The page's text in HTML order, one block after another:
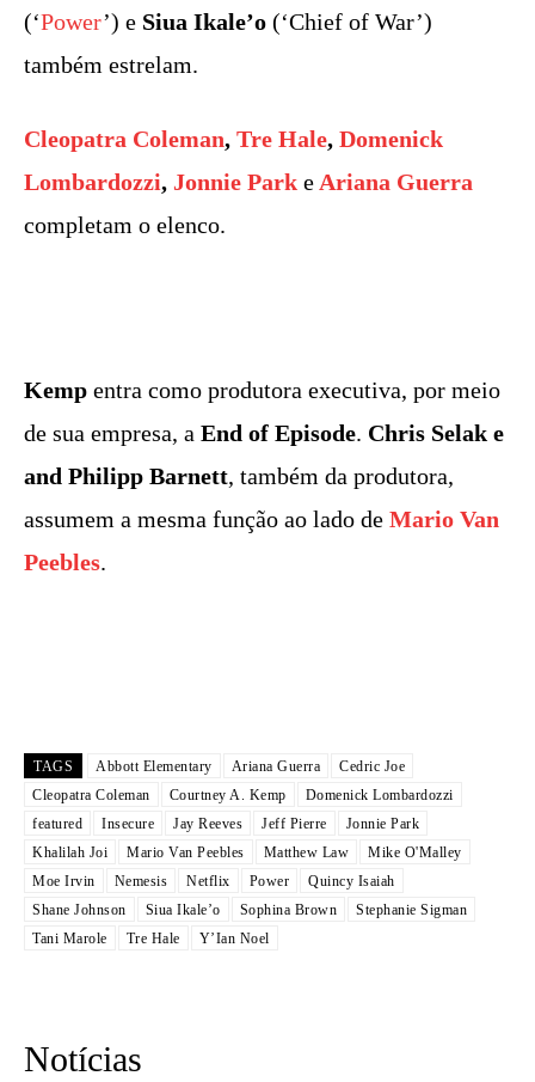
(‘Power’) e Siua Ikale’o (‘Chief of War’)
também estrelam.
Cleopatra Coleman, Tre Hale, Domenick
Lombardozzi, Jonnie Park e Ariana Guerra
completam o elenco.
Kemp entra como produtora executiva, por meio
de sua empresa, a End of Episode. Chris Selak e
and Philipp Barnett, também da produtora,
assumem a mesma função ao lado de Mario Van
Peebles.
TAGS Abbott Elementary Ariana Guerra
Cedric Joe
Cleopatra Coleman
Courtney A. Kemp
Domenick Lombardozzi
featured
Insecure Jay Reeves Jeff Pierre
Jonnie Park
Khalilah Joi
Mario Van Peebles Matthew Law
Mike O'Malley
Moe Irvin
Nemesis Netflix Power
Quincy Isaiah
Shane Johnson
Siua Ikale’o Sophina Brown
Stephanie Sigman
Tani Marole
Tre Hale Y’Ian Noel
Notícias